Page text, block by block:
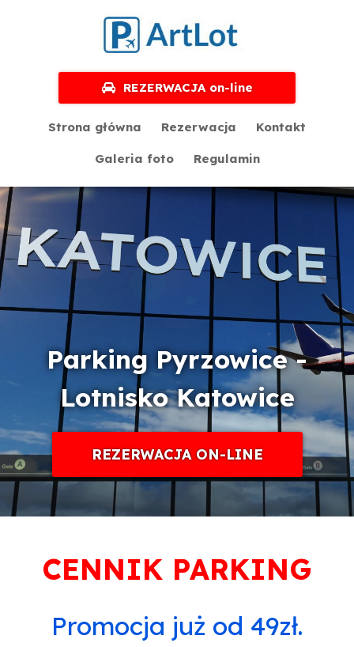
REZERWACJA on-line
Strona główna Rezerwacja Kontakt
Galeria foto Regulamin
Parking Pyrzowice -
Lotnisko Katowice
REZERWACJA ON-LINE
CENNIK PARKING
Promocja już od 49zł.